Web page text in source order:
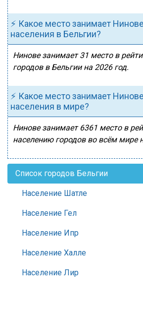
⚡ Какое место занимает
населения в Бельгии?
Нинове занимает 31 место в
городов в Бельгии на 2026 год.
⚡ Какое место занимает
населения в мире?
Нинове занимает 6361 место в
населению городов во всём мире
Список городов Бельгии
Население Шатле
Население Гел
Население Ипр
Население Халле
Население Лир